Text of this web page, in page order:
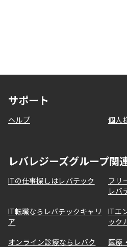
サポート
ヘルプ 個人
レバレジーズグループ関
ITの仕事探しはレバテック
フリ
レバ
IT転職ならレバテックキャリ
ア
ITエ
ック
オンライン診療ならレバク
医療